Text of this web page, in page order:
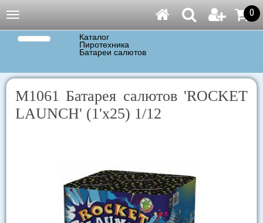
Навигация 0
Каталог
Пиротехника
Батареи салютов
М1061 Батарея салютов 'ROCKET
LAUNCH' (1'х25) 1/12